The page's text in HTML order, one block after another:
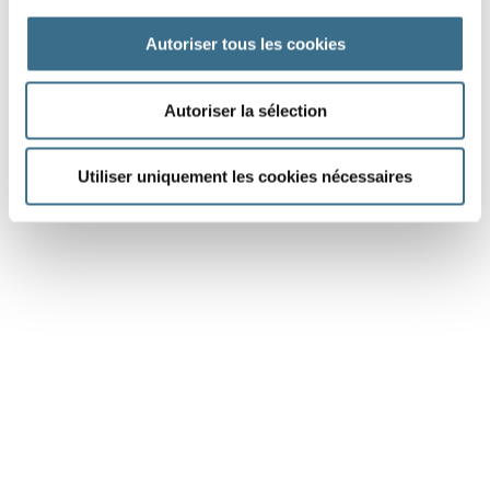
Autoriser tous les cookies
Autoriser la sélection
Utiliser uniquement les cookies nécessaires